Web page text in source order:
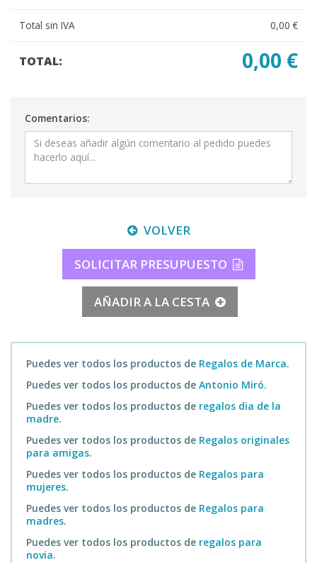
Total sin IVA 0,00 €
TOTAL: 0,00 €
Comentarios:
VOLVER
SOLICITAR PRESUPUESTO
AÑADIR A LA CESTA
Puedes ver todos los productos de Regalos de Marca.
Puedes ver todos los productos de Antonio Miró.
Puedes ver todos los productos de regalos dia de la
madre.
Puedes ver todos los productos de Regalos originales
para amigas.
Puedes ver todos los productos de Regalos para
mujeres.
Puedes ver todos los productos de Regalos para
madres.
Puedes ver todos los productos de regalos para
novia.